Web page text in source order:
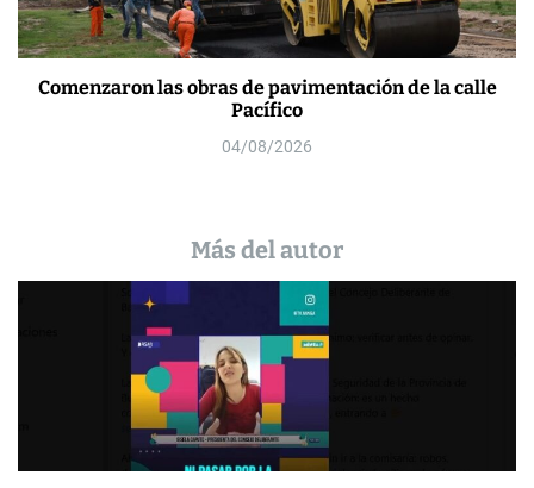
Comenzaron las obras de pavimentación de la calle
Pacífico
04/08/2026
Más del autor